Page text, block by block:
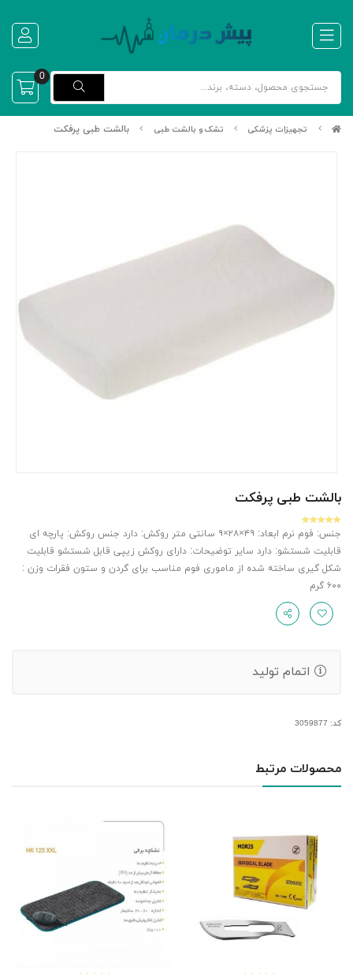
0
تجهیزات پزشکی تشک و بالشت طبی بالشت طبی پرفکت
بالشت طبی پرفکت
جنس: فوم نرم ابعاد: ۴۹×۲۸×۹ سانتی متر روکش: دارد جنس روکش: پارچه ای
قابلیت شستشو: دارد سایر توضیحات: دارای روکش زیپی قابل شستشو قابلیت
شکل گیری ساخته شده از ماموری فوم مناسب برای گردن و ستون فقرات وزن :
۶۰۰ گرم
اتمام تولید
کد: 3059877
محصولات مرتبط